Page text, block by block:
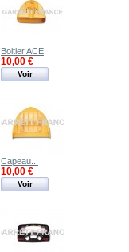
Boitier ACE
10,00 €
Voir
Capeau...
10,00 €
Voir